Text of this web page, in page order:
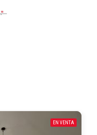
EN VENTA